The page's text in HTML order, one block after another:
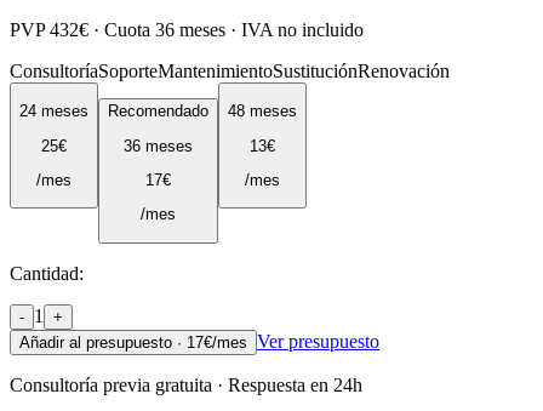
PVP432€ · Cuota 36 meses · IVA no incluido
ConsultoríaSoporteMantenimientoSustituciónRenovación
24 meses
25€
/mes
Recomendado
36 meses
17€
/mes
48 meses
13€
/mes
Cantidad:
- 1
+
Añadir al presupuesto · 17€/mes Ver presupuesto
Consultoría previa gratuita · Respuesta en 24h